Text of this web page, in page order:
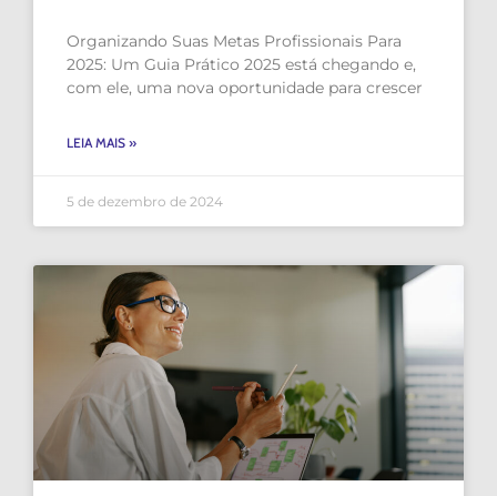
Organizando Suas Metas Profissionais Para
2025: Um Guia Prático 2025 está chegando e,
com ele, uma nova oportunidade para crescer
LEIA MAIS »
5 de dezembro de 2024